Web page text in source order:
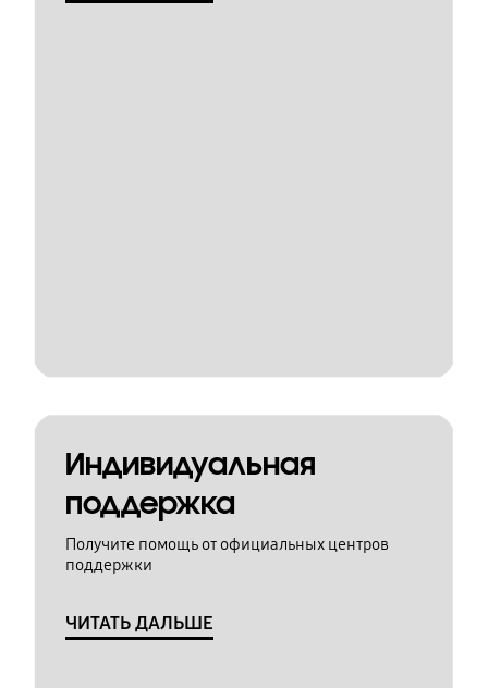
Индивидуальная
поддержка
Получите помощь от официальных центров
поддержки
ЧИТАТЬ ДАЛЬШЕ